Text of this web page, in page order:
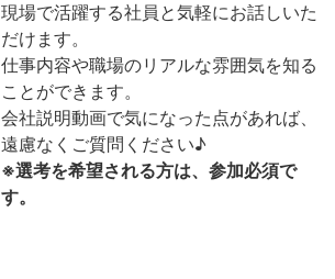
現場で活躍する社員と気軽にお話しいた
だけます。
仕事内容や職場のリアルな雰囲気を知る
ことができます。
会社説明動画で気になった点があれば、
遠慮なくご質問ください♪
※選考を希望される方は、参加必須で
す。